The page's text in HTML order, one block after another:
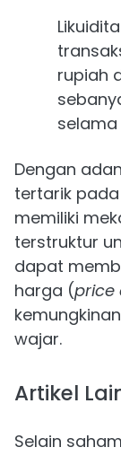
rupiah
selama
Dengan
tertarik
memiliki
terstruktur
dapat
harga (price
wajar.
Artikel
Selain